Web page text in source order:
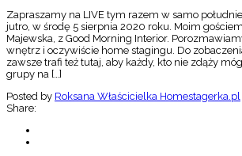
Zapraszamy na LIVE tym razem w samo
jutro, w środę 5 sierpnia 2020 roku. Moim
Majewska, z Good Morning Interior.
wnętrz i oczywiście home stagingu. Do
zawsze trafi też tutaj, aby każdy, kto nie zdąży
grupy na […]
Posted by Roksana Właścicielka Homestagerka.pl
Share: